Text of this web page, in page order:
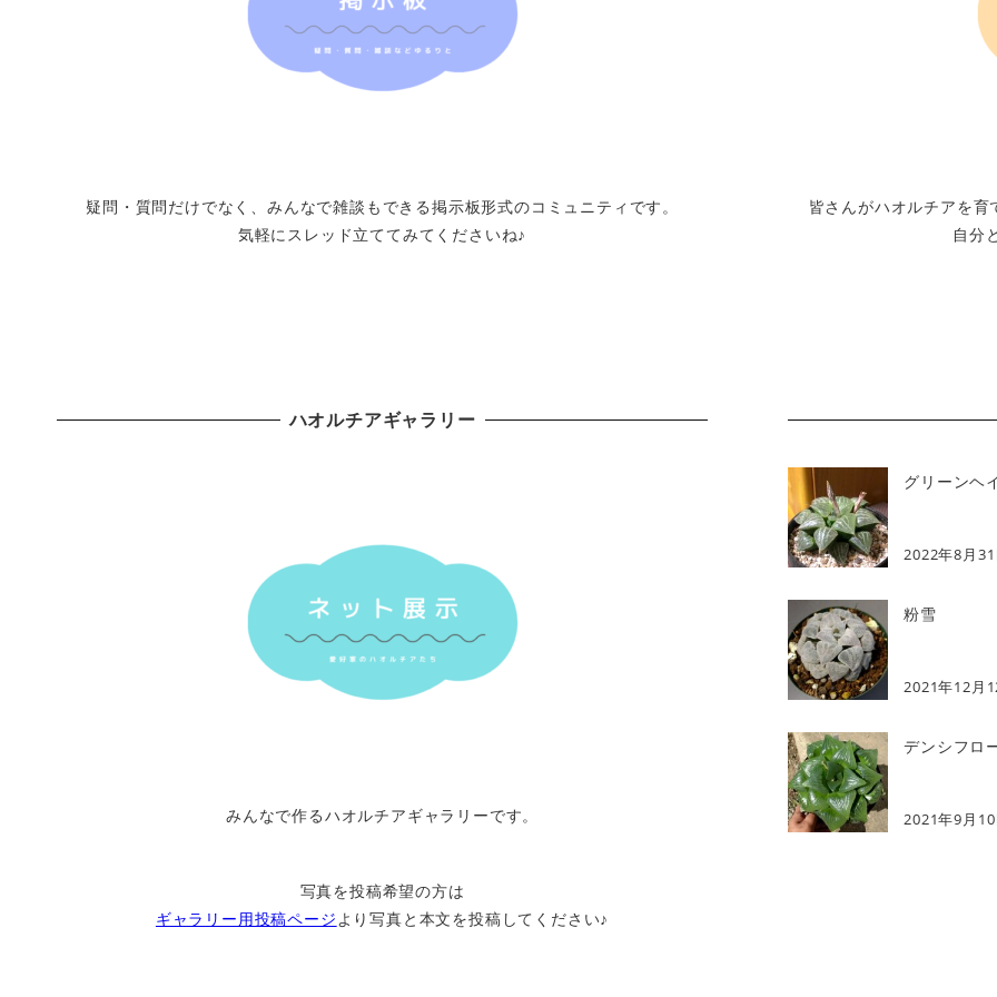
疑問・質問だけでなく、みんなで雑談もできる掲示板形式のコミュニティです。
気軽にスレッド立ててみてくださいね♪
皆さんがハオルチアを育
自分
ハオルチアギャラリー
みんなで作るハオルチアギャラリーです。
写真を投稿希望の方は
ギャラリー用投稿ページより写真と本文を投稿してください♪
グリーンヘ
2022年8月31
粉雪
2021年12月
デンシフロ
2021年9月10